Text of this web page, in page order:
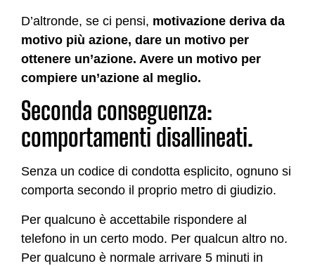
D’altronde, se ci pensi, motivazione deriva da
motivo più azione, dare un motivo per
ottenere un’azione. Avere un motivo per
compiere un’azione al meglio.
Seconda conseguenza:
comportamenti disallineati.
Senza un codice di condotta esplicito, ognuno si
comporta secondo il proprio metro di giudizio.
Per qualcuno è accettabile rispondere al
telefono in un certo modo. Per qualcun altro no.
Per qualcuno è normale arrivare 5 minuti in